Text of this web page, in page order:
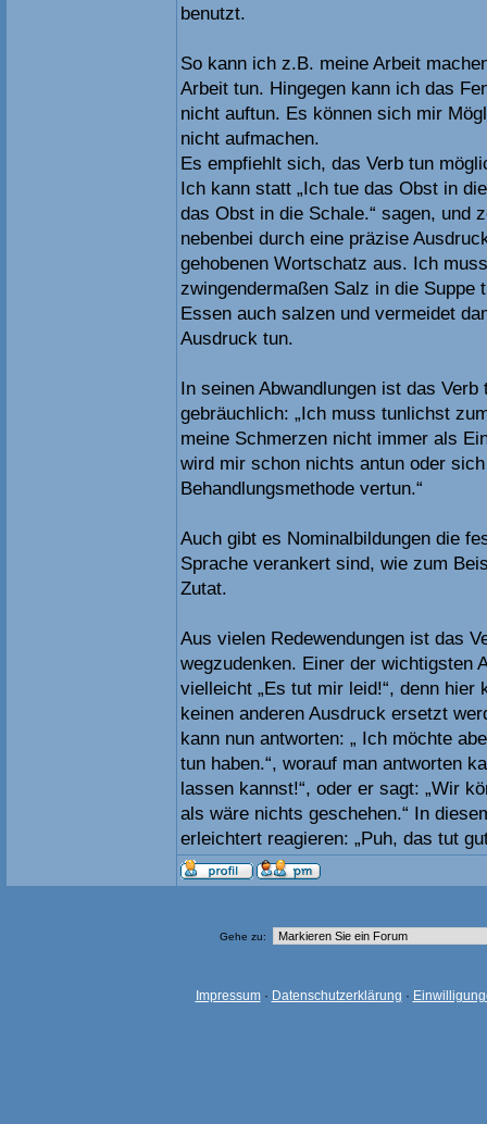
benutzt.
So kann ich z.B. meine Arbeit
Arbeit tun. Hingegen kann ich das
nicht auftun. Es können sich mir
nicht aufmachen.
Es empfiehlt sich, das Verb tun
Ich kann statt „Ich tue das Obst in
das Obst in die Schale.“ sagen, und
nebenbei durch eine präzise
gehobenen Wortschatz aus. Ich
zwingendermaßen Salz in die Suppe
Essen auch salzen und vermeidet
Ausdruck tun.
In seinen Abwandlungen ist das Verb
gebräuchlich: „Ich muss tunlichst
meine Schmerzen nicht immer als
wird mir schon nichts antun oder
Behandlungsmethode vertun.“
Auch gibt es Nominalbildungen die
Sprache verankert sind, wie zum
Zutat.
Aus vielen Redewendungen ist das
wegzudenken. Einer der wichtigsten
vielleicht „Es tut mir leid!“, denn hier
keinen anderen Ausdruck ersetzt
kann nun antworten: „ Ich möchte
tun haben.“, worauf man antworten
lassen kannst!“, oder er sagt: „Wir
als wäre nichts geschehen.“ In
erleichtert reagieren: „Puh, das tut
Gehe zu:
Impressum· Datenschutzerklärung ·